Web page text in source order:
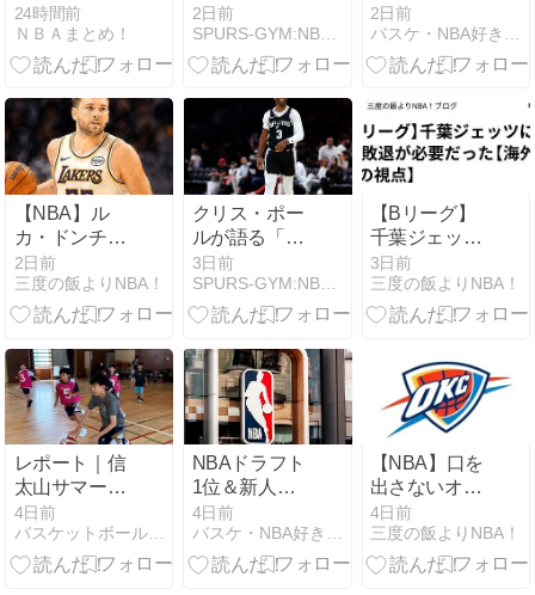
ス・カンタ
ー・フリーダ
ムが、2027年
トの適性を宣
言 一部コーチ
によるWNBA
男性参加の声
明を受け
24時間前
ＮＢＡまとめ！
合宿に多数参
加！強固なケ
ミストリーで
2日前
SPURS-GYM:NBA,スパーズ情報届けます.
身長でリーグ
を驚かせた名
選手
2日前
【NBA】ル
カ・ドンチッ
チに搭載され
ている最強の
アスレチック
らの視点】
2日前
三度の飯よりNBA！
クリス・ポー
ルが語る「勝
てるスーパー
チーム」の条
件とは？スパ
組織を作る理
由。
3日前
SPURS-GYM:NBA,スパーズ情報届けます.
【Bリーグ】
千葉ジェッツ
にはCS敗退が
必要だった
【海外からの
3日前
三度の飯よりNBA！
レポート｜信
太山サマーキ
ャンプU12
4日前
バスケットボールを、遊びつくそう。
NBAドラフト
1位＆新人王
まとめ：未来
を統べるスタ
ーたちの軌跡
4日前
【NBA】口を
出さないオー
ナー、冷徹な
GM、育成の
天才HC。 オ
4日前
三度の飯よりNBA！